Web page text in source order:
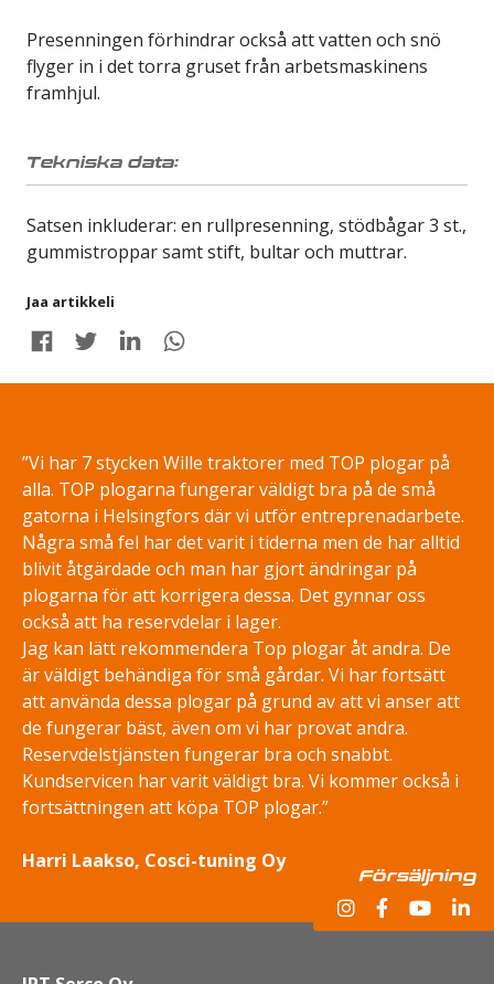
Presenningen förhindrar också att vatten och snö
flyger in i det torra gruset från arbetsmaskinens
framhjul.
Tekniska data:
Satsen inkluderar: en rullpresenning, stödbågar 3 st.,
gummistroppar samt stift, bultar och muttrar.
Jaa artikkeli
Share on FacebookShare on Twitter Share on LinkedIn
”Vi har 7 stycken Wille traktorer med TOP plogar på
alla. TOP plogarna fungerar väldigt bra på de små
gatorna i Helsingfors där vi utför entreprenadarbete.
Några små fel har det varit i tiderna men de har alltid
blivit åtgärdade och man har gjort ändringar på
plogarna för att korrigera dessa. Det gynnar oss
också att ha reservdelar i lager.
Jag kan lätt rekommendera Top plogar åt andra. De
är väldigt behändiga för små gårdar. Vi har fortsätt
att använda dessa plogar på grund av att vi anser att
de fungerar bäst, även om vi har provat andra.
Reservdelstjänsten fungerar bra och snabbt.
Kundservicen har varit väldigt bra. Vi kommer också i
fortsättningen att köpa TOP plogar.”
Harri Laakso, Cosci-tuning Oy
Försäljning